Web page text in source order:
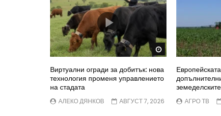
Watch Later
Виртуални огради за добитък: нова
технология променя управлението
на стадата
АЛЕКО ДЯНКОВ АВГУСТ 7, 2026 АГРО ТВ